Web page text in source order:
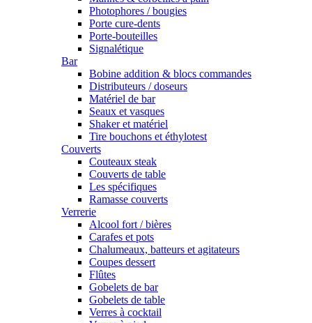
Photophores / bougies
Porte cure-dents
Porte-bouteilles
Signalétique
Bar
Bobine addition & blocs commandes
Distributeurs / doseurs
Matériel de bar
Seaux et vasques
Shaker et matériel
Tire bouchons et éthylotest
Couverts
Couteaux steak
Couverts de table
Les spécifiques
Ramasse couverts
Verrerie
Alcool fort / bières
Carafes et pots
Chalumeaux, batteurs et agitateurs
Coupes dessert
Flûtes
Gobelets de bar
Gobelets de table
Verres à cocktail